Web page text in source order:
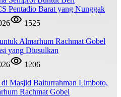
Pentadio Barat yang Nunggak
1525
Almarhum Rachmat Gobel
yang Diusulkan
1206
Masjid Baiturrahman Limboto,
Rachmat Gobel